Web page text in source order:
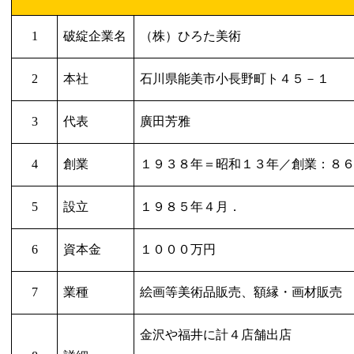
1 破綻企業名 （株）ひろた美術
2 本社 石川県能美市小長野町ト４５－１
3 代表 廣田芳雅
4 創業 １９３８年＝昭和１３年／創業：８
5 設立 １９８５年４月．
6 資本金 １０００万円
7 業種 絵画等美術品販売、額縁・画材販売
金沢や福井に計４店舗出店